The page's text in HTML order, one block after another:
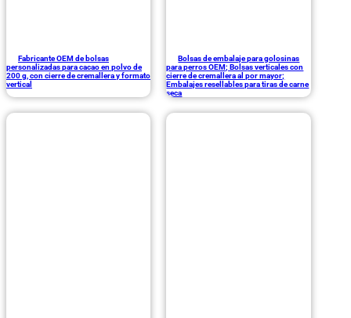
Fabricante OEM de bolsas
personalizadas para cacao en polvo de
200 g, con cierre de cremallera y formato
vertical
Bolsas de embalaje para golosinas
para perros OEM; Bolsas verticales con
cierre de cremallera al por mayor;
Embalajes resellables para tiras de carne
seca